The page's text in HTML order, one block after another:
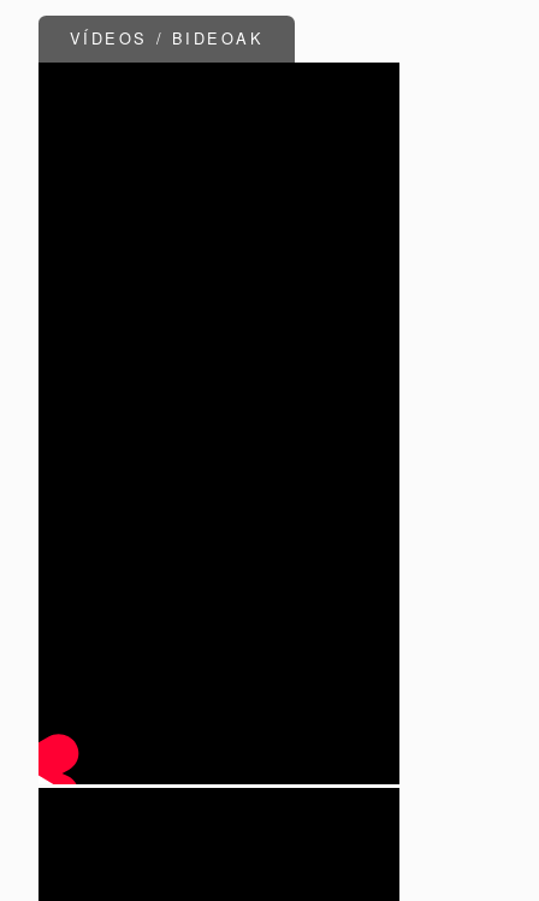
VÍDEOS / BIDEOAK